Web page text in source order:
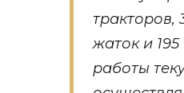
тракторов,
жаток и
работы